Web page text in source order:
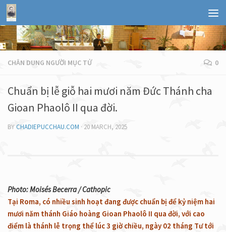
CHÂN DUNG NGƯỜI MỤC TỬ 0
Chuẩn bị lễ giỗ hai mươi năm Đức Thánh cha
Gioan Phaolô II qua đời.
BY CHADIEPUCCHAU.COM · 20 MARCH, 2025
Photo: Moisés Becerra / Cathopic
Tại Roma, có nhiều sinh hoạt đang được chuẩn bị để kỷ niệm hai
mươi năm thánh Giáo hoàng Gioan Phaolô II qua đời, với cao
điểm là thánh lễ trọng thể lúc 3 giờ chiều, ngày 02 tháng Tư tới